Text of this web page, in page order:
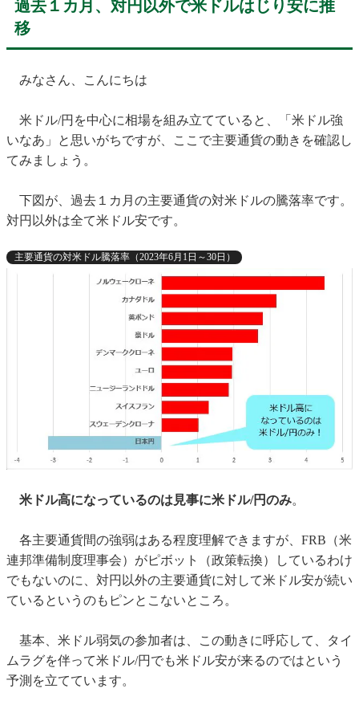
過去１カ月、対円以外で米ドルはじり安に推
移
みなさん、こんにちは
米ドル/円を中心に相場を組み立てていると、「米ドル強
いなあ」と思いがちですが、ここで主要通貨の動きを確認し
てみましょう。
下図が、過去１カ月の主要通貨の対米ドルの騰落率です。
対円以外は全て米ドル安です。
主要通貨の対米ドル騰落率（2023年6月1日～30日）
米ドル高になっているのは見事に米ドル/円のみ。
各主要通貨間の強弱はある程度理解できますが、FRB（米
連邦準備制度理事会）がピボット（政策転換）しているわけ
でもないのに、対円以外の主要通貨に対して米ドル安が続い
ているというのもピンとこないところ。
基本、米ドル弱気の参加者は、この動きに呼応して、タイ
ムラグを伴って米ドル/円でも米ドル安が来るのではという
予測を立てています。